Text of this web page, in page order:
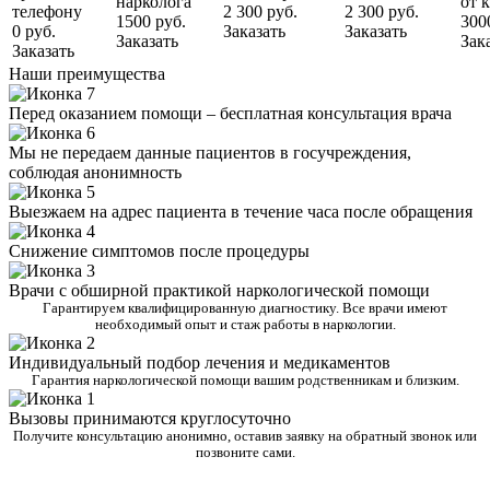
телефону
0 руб.
Заказать
1500 руб.
Заказать
2 300 руб.
Заказать
2 300 руб.
Заказать
Наши преимущества
Перед оказанием помощи – бесплатная консультация врача
Мы не передаем данные пациентов в госучреждения,
соблюдая анонимность
Выезжаем на адрес пациента в течение часа после обращения
Снижение симптомов после процедуры
Врачи с обширной практикой наркологической помощи
Гарантируем квалифицированную диагностику. Все врачи имеют
необходимый опыт и стаж работы в наркологии.
Индивидуальный подбор лечения и медикаментов
Гарантия наркологической помощи вашим родственникам и близким.
Вызовы принимаются круглосуточно
Получите консультацию анонимно, оставив заявку на обратный звонок или
позвоните сами.